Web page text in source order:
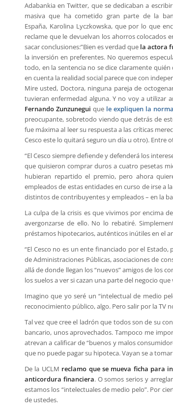
Adabankia en Twitter, que se dedicaban a
masiva que ha cometido gran parte de la
España, Karolina Lyczkowska, que por lo que
reclame que le devuelvan los ahorros colocados
sacar conclusiones:”Bien es verdad que la actora
la inversión en preferentes. No queremos
todo, en la sentencia no se dice claramente
en cuenta la realidad social parece que con
Mire usted, Doctora, ninguna pareja de
tuvieran enfermedad alguna. Y no voy a utilizar
Fernando Zunzuneguique le expliquen la
preocupante, sobretodo viendo que detrás de
fue máxima al leer su respuesta a las críticas
Cesco este lo quitará seguro un día u otro). Entre
“El Cesco siempre defiende y defenderá los
que quisieron comprar duros a cuatro pesetas
hubieran repartido el premio, pero ahora
empleados de estas entidades en curso de irse a
distintos de contribuyentes y empleados – en la
La culpa de la crisis es que vivimos por encima
avergonzarse de ello. No lo rebatiré.
préstamos hipotecarios, auténticos inútiles en el
“El Cesco no es un ente financiado por el
de Administraciones Públicas, asociaciones de
allá de donde llegan los “nuevos” amigos de los
los suelos a ver si cazan una parte del negocio
Imagino que yo seré un “intelectual de medio
reconocimiento público, algo. Pero salir por la TV
Tal vez que cree el ladrón que todos son de su
bancario, unos aprovechados. Tampoco me
atrevan a calificar de “buenos y malos
que no puede pagar su hipoteca. Vayan se a tomar
De la UCLM reclamo que se mueva ficha para
anticordura financiera. O somos serios y
estamos los “intelectuales de medio pelo”. Por
de ustedes.